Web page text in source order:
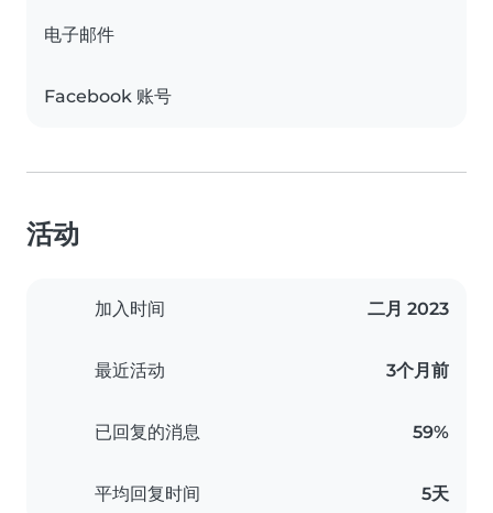
电子邮件
Facebook 账号
活动
加入时间 二月 2023
最近活动 3个月前
已回复的消息 59%
平均回复时间 5天